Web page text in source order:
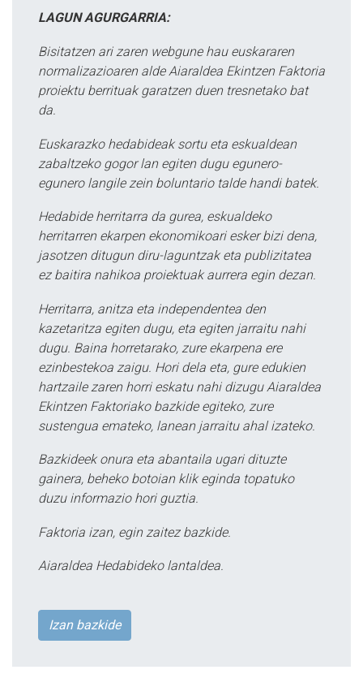
LAGUN AGURGARRIA:
Bisitatzen ari zaren webgune hau euskararen
normalizazioaren alde Aiaraldea Ekintzen Faktoria
proiektu berrituak garatzen duen tresnetako bat
da.
Euskarazko hedabideak sortu eta eskualdean
zabaltzeko gogor lan egiten dugu egunero-
egunero langile zein boluntario talde handi batek.
Hedabide herritarra da gurea, eskualdeko
herritarren ekarpen ekonomikoari esker bizi dena,
jasotzen ditugun diru-laguntzak eta publizitatea
ez baitira nahikoa proiektuak aurrera egin dezan.
Herritarra, anitza eta independentea den
kazetaritza egiten dugu, eta egiten jarraitu nahi
dugu. Baina horretarako, zure ekarpena ere
ezinbestekoa zaigu. Hori dela eta, gure edukien
hartzaile zaren horri eskatu nahi dizugu Aiaraldea
Ekintzen Faktoriako bazkide egiteko, zure
sustengua emateko, lanean jarraitu ahal izateko.
Bazkideek onura eta abantaila ugari dituzte
gainera, beheko botoian klik eginda topatuko
duzu informazio hori guztia.
Faktoria izan, egin zaitez bazkide.
Aiaraldea Hedabideko lantaldea.
Izan bazkide